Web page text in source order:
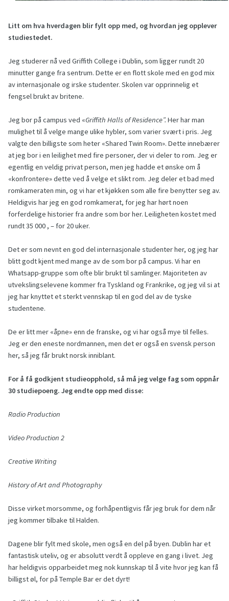
Litt om hva hverdagen blir fylt opp med, og hvordan jeg opplever
studiestedet.
Jeg studerer nå ved Griffith College i Dublin, som ligger rundt 20
minutter gange fra sentrum. Dette er en flott skole med en god mix
av internasjonale og irske studenter. Skolen var opprinnelig et
fengsel brukt av britene.
Jeg bor på campus ved «Griffith Halls of Residence”. Her har man
mulighet til å velge mange ulike hybler, som varier svært i pris. Jeg
valgte den billigste som heter «Shared Twin Room». Dette innebærer
at jeg bor i en leilighet med fire personer, der vi deler to rom. Jeg er
egentlig en veldig privat person, men jeg hadde et ønske om å
«konfrontere» dette ved å velge et slikt rom. Jeg deler et bad med
romkameraten min, og vi har et kjøkken som alle fire benytter seg av.
Heldigvis har jeg en god romkamerat, for jeg har hørt noen
forferdelige historier fra andre som bor her. Leiligheten kostet med
rundt 35 000 , – for 20 uker.
Det er som nevnt en god del internasjonale studenter her, og jeg har
blitt godt kjent med mange av de som bor på campus. Vi har en
Whatsapp-gruppe som ofte blir brukt til samlinger. Majoriteten av
utvekslingselevene kommer fra Tyskland og Frankrike, og jeg vil si at
jeg har knyttet et sterkt vennskap til en god del av de tyske
studentene.
De er litt mer «åpne» enn de franske, og vi har også mye til felles.
Jeg er den eneste nordmannen, men det er også en svensk person
her, så jeg får brukt norsk inniblant.
For å få godkjent studieopphold, så må jeg velge fag som oppnår
30 studiepoeng. Jeg endte opp med disse:
Radio Production
Video Production 2
Creative Writing
History of Art and Photography
Disse virket morsomme, og forhåpentligvis får jeg bruk for dem når
jeg kommer tilbake til Halden.
Dagene blir fylt med skole, men også en del på byen. Dublin har et
fantastisk uteliv, og er absolutt verdt å oppleve en gang i livet. Jeg
har heldigvis opparbeidet meg nok kunnskap til å vite hvor jeg kan få
billigst øl, for på Temple Bar er det dyrt!